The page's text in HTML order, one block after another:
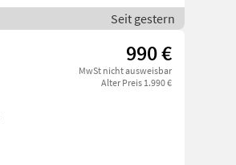
Seit gestern
990 €
MwSt nicht ausweisbar
Alter Preis 1.990 €